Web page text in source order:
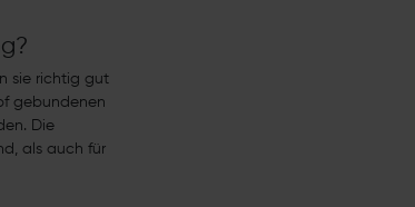
sie richtig gut
gebundenen
Die
als auch für